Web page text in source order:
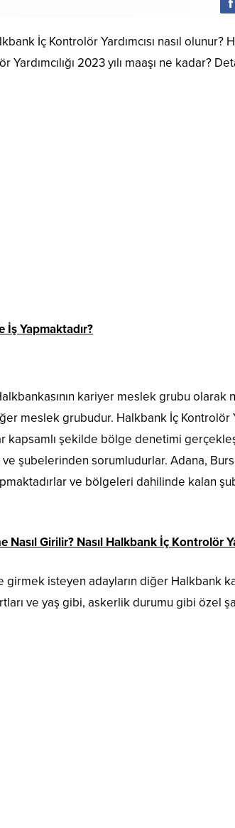
İç Kontrolör Yardımcısı nasıl
Yardımcılığı 2023 yılı maaşı ne kadar?
İş Yapmaktadır?
kariyer meslek grubu olarak
meslek grubudur. Halkbank İç Kontrolör
kapsamlı şekilde bölge denetimi
şubelerinden sorumludurlar. Adana,
ve bölgeleri dahilinde kalan
Nasıl Girilir? Nasıl Halkbank İç Kontrolör
girmek isteyen adayların diğer Halkbank
ve yaş gibi, askerlik durumu gibi özel